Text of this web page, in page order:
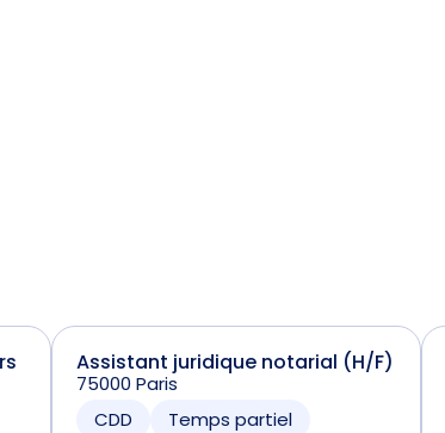
Assistant juridique notarial (H/F)
75000 Paris
CDD
Temps partiel